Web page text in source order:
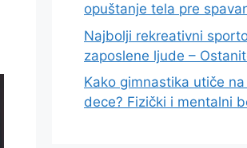
opuštanje tela pre
Najbolji rekreativni
zaposlene ljude –
Kako gimnastika utiče
dece? Fizički i mentalni